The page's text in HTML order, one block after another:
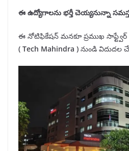
ఈ ఉద్యోగాలను భర్తీచెయ్యనున్నా
ఈ నోటిఫికేషన్ మనకూ ప్రముఖ
( Tech Mahindra ) నుండి విదుదల